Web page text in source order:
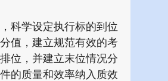
学设定执行标的到位
值，建立规范有效的考
位，并建立末位情况分
的质量和效率纳入质效